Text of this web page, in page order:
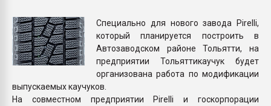
Специально для нового завода Pirelli,
который планируется построить в
Автозаводском районе Тольятти, на
предприятии Тольяттикаучук будет
организована работа по модификации
выпускаемых каучуков.
На совместном предприятии Pirelli и госкорпорации